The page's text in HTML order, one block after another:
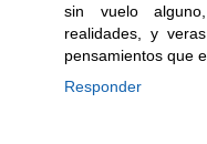
sin vuelo
realidades, y
pensamientos que
Responder